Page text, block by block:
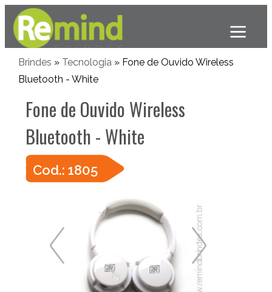
Brindes » Tecnologia» Fone de Ouvido Wireless
Bluetooth - White
Fone de Ouvido Wireless
Bluetooth - White
Cod.: 1805